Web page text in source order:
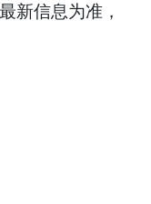
新信息为准，